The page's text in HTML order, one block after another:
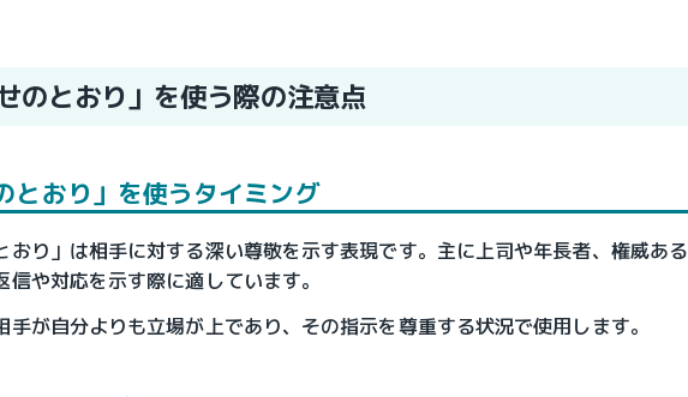
のとおり」を使う際の注意点
とおり」を使うタイミング
おり」は相手に対する深い尊敬を示す表現です。主に上司や年長者、権威ある
信や対応を示す際に適しています。
手が自分よりも立場が上であり、その指示を尊重する状況で使用します。